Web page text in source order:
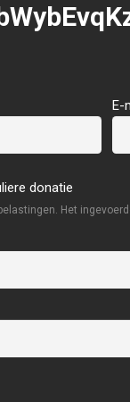
E-
donatie
Het